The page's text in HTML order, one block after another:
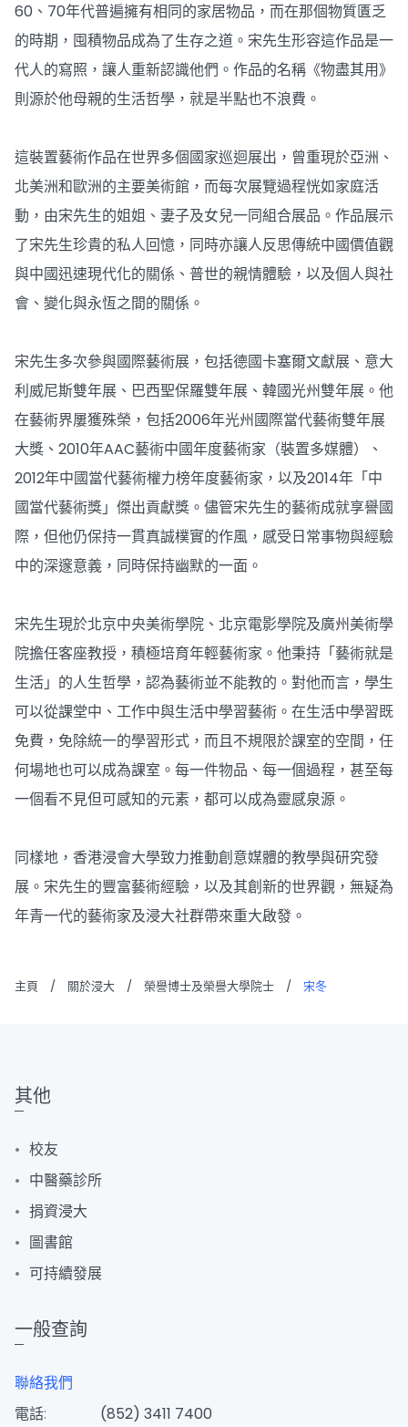
60、70年代普遍擁有相同的家居物品，而在那個物質匱乏
的時期，囤積物品成為了生存之道。宋先生形容這作品是一
代人的寫照，讓人重新認識他們。作品的名稱《物盡其用》
則源於他母親的生活哲學，就是半點也不浪費。
這裝置藝術作品在世界多個國家巡迴展出，曾重現於亞洲、
北美洲和歐洲的主要美術館，而每次展覽過程恍如家庭活
動，由宋先生的姐姐、妻子及女兒一同組合展品。作品展示
了宋先生珍貴的私人回憶，同時亦讓人反思傳統中國價值觀
與中國迅速現代化的關係、普世的親情體驗，以及個人與社
會、變化與永恆之間的關係。
宋先生多次參與國際藝術展，包括德國卡塞爾文獻展、意大
利威尼斯雙年展、巴西聖保羅雙年展、韓國光州雙年展。他
在藝術界屢獲殊榮，包括2006年光州國際當代藝術雙年展
大獎、2010年AAC藝術中國年度藝術家（裝置多媒體）、
2012年中國當代藝術權力榜年度藝術家，以及2014年「中
國當代藝術獎」傑出貢獻獎。儘管宋先生的藝術成就享譽國
際，但他仍保持一貫真誠樸實的作風，感受日常事物與經驗
中的深邃意義，同時保持幽默的一面。
宋先生現於北京中央美術學院、北京電影學院及廣州美術學
院擔任客座教授，積極培育年輕藝術家。他秉持「藝術就是
生活」的人生哲學，認為藝術並不能教的。對他而言，學生
可以從課堂中、工作中與生活中學習藝術。在生活中學習既
免費，免除統一的學習形式，而且不規限於課室的空間，任
何場地也可以成為課室。每一件物品、每一個過程，甚至每
一個看不見但可感知的元素，都可以成為靈感泉源。
同樣地，香港浸會大學致力推動創意媒體的教學與研究發
展。宋先生的豐富藝術經驗，以及其創新的世界觀，無疑為
年青一代的藝術家及浸大社群帶來重大啟發。
主頁 / 關於浸大 / 榮譽博士及榮譽大學院士 / 宋冬
其他
校友
中醫藥診所
捐資浸大
圖書館
可持續發展
一般查詢
聯絡我們
電話:
(852) 3411 7400